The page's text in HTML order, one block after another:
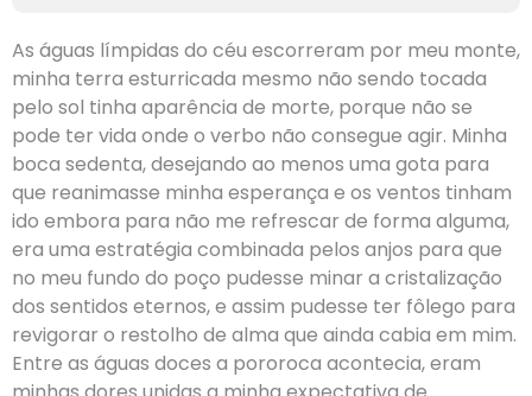
As águas límpidas do céu escorreram por meu monte,
minha terra esturricada mesmo não sendo tocada
pelo sol tinha aparência de morte, porque não se
pode ter vida onde o verbo não consegue agir. Minha
boca sedenta, desejando ao menos uma gota para
que reanimasse minha esperança e os ventos tinham
ido embora para não me refrescar de forma alguma,
era uma estratégia combinada pelos anjos para que
no meu fundo do poço pudesse minar a cristalização
dos sentidos eternos, e assim pudesse ter fôlego para
revigorar o restolho de alma que ainda cabia em mim.
Entre as águas doces a pororoca acontecia, eram